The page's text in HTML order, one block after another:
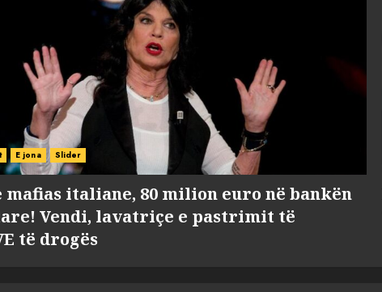
E jona Slider
mafias italiane, 80 milion euro në bankën
Vendi, lavatriçe e pastrimit të
të drogës